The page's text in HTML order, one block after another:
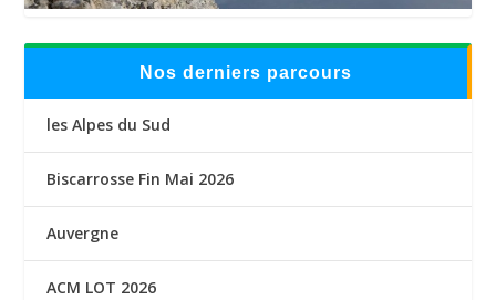
Nos derniers parcours
les Alpes du Sud
Biscarrosse Fin Mai 2026
Auvergne
ACM LOT 2026